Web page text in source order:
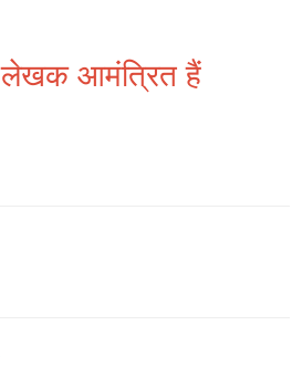
लेखक आमंत्रित हैं